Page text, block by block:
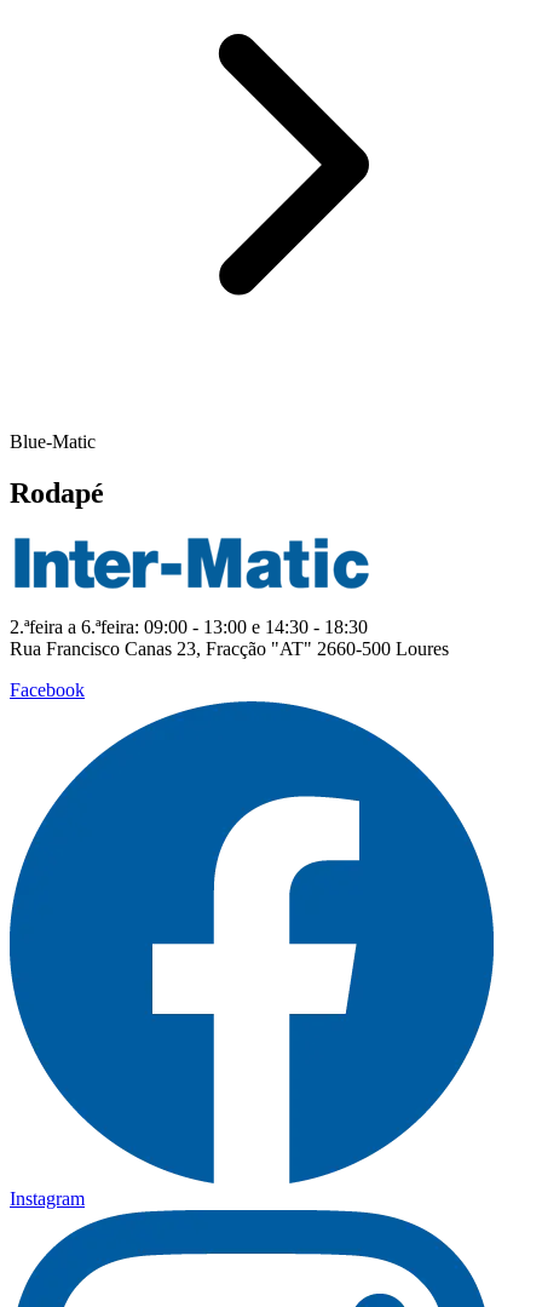
Blue-Matic
Rodapé
2.ªfeira a 6.ªfeira: 09:00 - 13:00 e 14:30 - 18:30
Rua Francisco Canas 23, Fracção "AT" 2660-500 Loures
Facebook
Instagram